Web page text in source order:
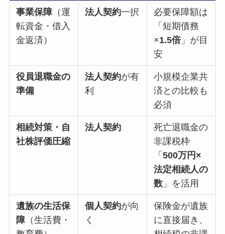
事業保障 （運
転資金・借入
金返済）
法人契約一択
必要保障額は
「短期債務
×1.5倍 」が目
安
役員退職金の
準備
法人契約が有
利
小規模企業共
済との比較も
必須
相続対策・自
社株評価圧縮
法人契約
死亡退職金の
非課税枠
「500万円×
法定相続人の
数 」を活用
遺族の生活保
障 （生活費・
個人契約が向
く
保険金が遺族
に直接届き、